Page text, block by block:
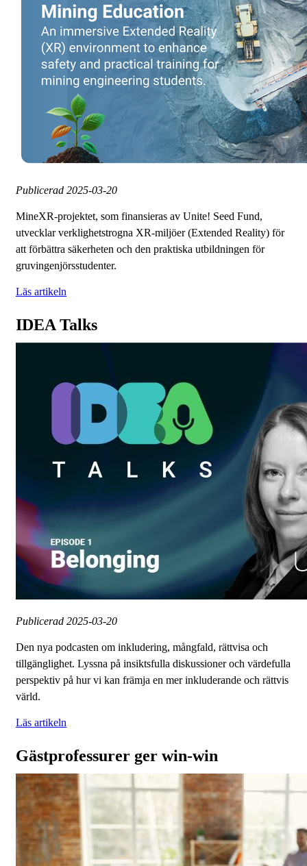
Publicerad 2025-03-20
MineXR-projektet, som finansieras av Unite! Seed Fund,
utvecklar verklighetstrogna XR-miljöer (Extended Reality) för
att förbättra säkerheten och den praktiska utbildningen för
gruvingenjörsstudenter.
Läs artikeln
IDEA Talks
Publicerad 2025-03-20
Den nya podcasten om inkludering, mångfald, rättvisa och
tillgänglighet. Lyssna på insiktsfulla diskussioner och värdefulla
perspektiv på hur vi kan främja en mer inkluderande och rättvis
värld.
Läs artikeln
Gästprofessurer ger win-win